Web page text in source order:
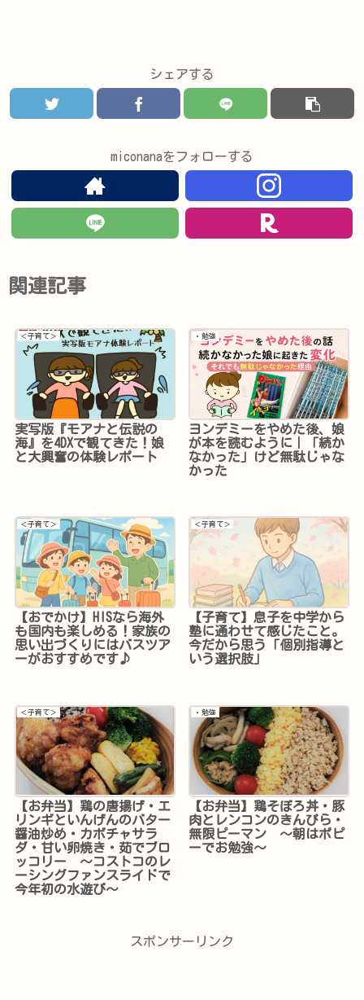
シェアする
miconanaをフォローする
関連記事
＜子育て＞
実写版『モアナと伝説の
海』を4DXで観てきた！娘
と大興奮の体験レポート
・勉強
ヨンデミーをやめた後、娘
が本を読むように｜「続か
なかった」けど無駄じゃな
かった
＜子育て＞
【おでかけ】HISなら海外
も国内も楽しめる！家族の
思い出づくりにはバスツア
ーがおすすめです♪
＜子育て＞
【子育て】息子を中学から
塾に通わせて感じたこと。
今だから思う「個別指導と
いう選択肢」
＜子育て＞
【お弁当】鶏の唐揚げ・エ
リンギといんげんのバター
醤油炒め・カボチャサラ
ダ・甘い卵焼き・茹でブロ
ッコリー ～コストコのレ
ーシングファンスライドで
今年初の水遊び～
・勉強
【お弁当】鶏そぼろ丼・豚
肉とレンコンのきんぴら・
無限ピーマン ～朝はポピ
ーでお勉強～
スポンサーリンク